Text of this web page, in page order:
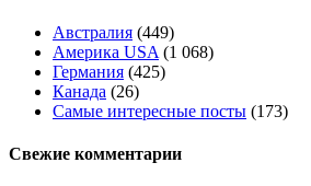
Австралия (449)
Америка USA (1 068)
Германия (425)
Канада (26)
Самые интересные посты (173)
Свежие комментарии